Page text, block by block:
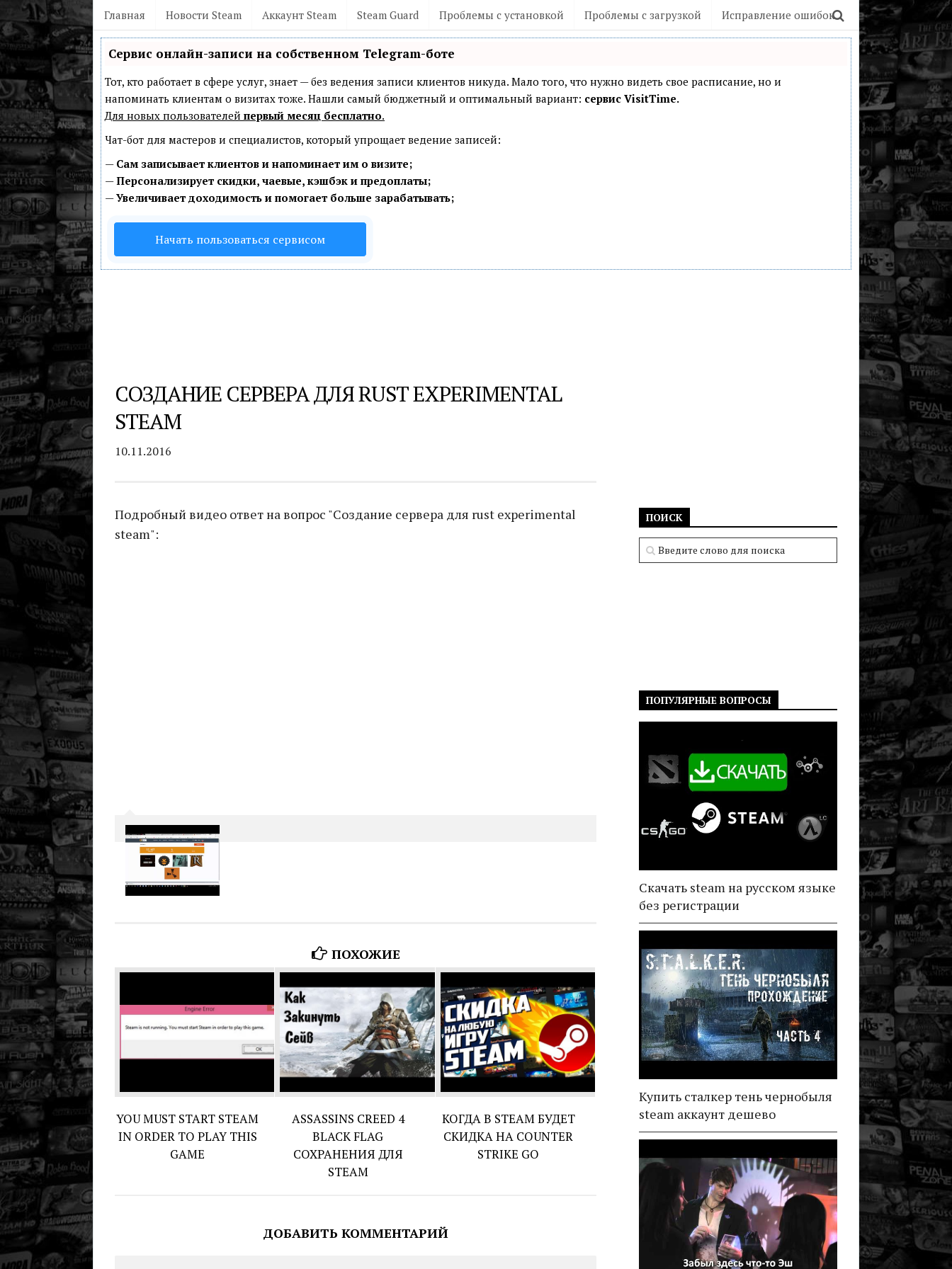
Главная Новости Steam Аккаунт Steam Steam Guard Проблемы с установкой Проблемы с загрузкой Исправление ошибок
Сервис онлайн-записи на собственном Telegram-боте
Тот, кто работает в сфере услуг, знает — без ведения записи клиентов никуда. Мало того, что нужно видеть свое расписание, но и
напоминать клиентам о визитах тоже. Нашли самый бюджетный и оптимальный вариант: сервис VisitTime.
Для новых пользователей первый месяц бесплатно.
Чат-бот для мастеров и специалистов, который упрощает ведение записей:
— Сам записывает клиентов и напоминает им о визите;
—Персонализирует скидки, чаевые, кэшбэк и предоплаты;
—Увеличивает доходимость и помогает больше зарабатывать;
Начать пользоваться сервисом
СОЗДАНИЕ СЕРВЕРА ДЛЯ RUST EXPERIMENTAL
STEAM
10.11.2016
Подробный видео ответ на вопрос "Создание сервера для rust experimental
steam":
ПОХОЖИЕ
YOU MUST START STEAM
IN ORDER TO PLAY THIS
GAME
ASSASSINS CREED 4
BLACK FLAG
СОХРАНЕНИЯ ДЛЯ
STEAM
КОГДА В STEAM БУДЕТ
СКИДКА НА COUNTER
STRIKE GO
ДОБАВИТЬ КОММЕНТАРИЙ
ПОИСК
ПОПУЛЯРНЫЕ ВОПРОСЫ
Скачать steam на русском языке
без регистрации
Купить сталкер тень чернобыля
steam аккаунт дешево